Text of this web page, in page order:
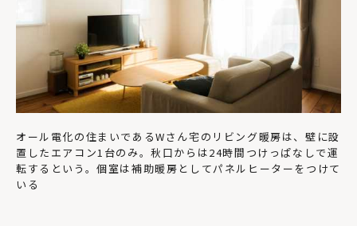
オール電化の住まいであるWさん宅のリビング暖房は、壁に設
置したエアコン1台のみ。秋口からは24時間つけっぱなしで運
転するという。個室は補助暖房としてパネルヒーターをつけて
いる